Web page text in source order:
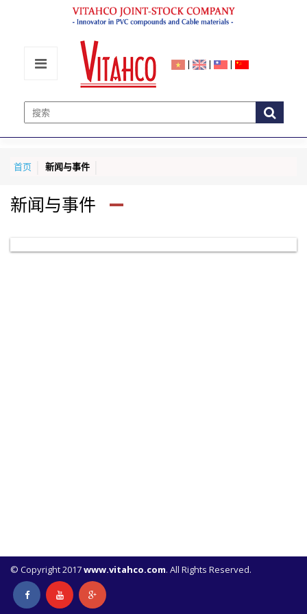
| | |
首页 新闻与事件
新闻与事件
© Copyright 2017www.vitahco.com. All Rights Reserved.